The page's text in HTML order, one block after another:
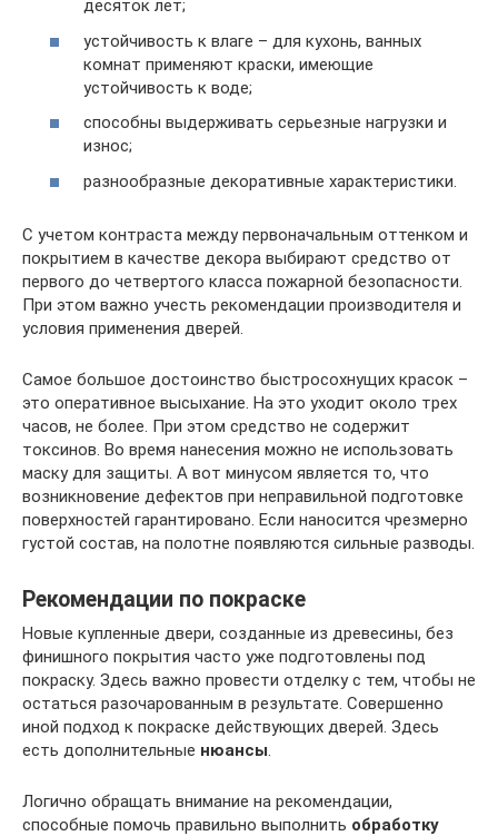
десяток лет;
устойчивость к влаге – для кухонь, ванных
комнат применяют краски, имеющие
устойчивость к воде;
способны выдерживать серьезные нагрузки и
износ;
разнообразные декоративные характеристики.
С учетом контраста между первоначальным оттенком и
покрытием в качестве декора выбирают средство от
первого до четвертого класса пожарной безопасности.
При этом важно учесть рекомендации производителя и
условия применения дверей.
Самое большое достоинство быстросохнущих красок –
это оперативное высыхание. На это уходит около трех
часов, не более. При этом средство не содержит
токсинов. Во время нанесения можно не использовать
маску для защиты. А вот минусом является то, что
возникновение дефектов при неправильной подготовке
поверхностей гарантировано. Если наносится чрезмерно
густой состав, на полотне появляются сильные разводы.
Рекомендации по покраске
Новые купленные двери, созданные из древесины, без
финишного покрытия часто уже подготовлены под
покраску. Здесь важно провести отделку с тем, чтобы не
остаться разочарованным в результате. Совершенно
иной подход к покраске действующих дверей. Здесь
есть дополнительные нюансы.
Логично обращать внимание на рекомендации,
способные помочь правильно выполнить обработку